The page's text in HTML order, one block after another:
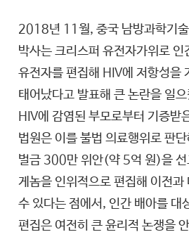
2018년 11월, 중국 남방과학기
박사는 크리스퍼 유전자가위로 인
유전자를 편집해 HIV에 저항성을
태어났다고 발표해 큰 논란을 일
HIV에 감염된 부모로부터 기증받
법원은 이를 불법 의료행위로 판
벌금 300만 위안(약 5억 원)을 선
게놈을 인위적으로 편집해 이전과
수 있다는 점에서, 인간 배아를 대
편집은 여전히 큰 윤리적 논쟁을